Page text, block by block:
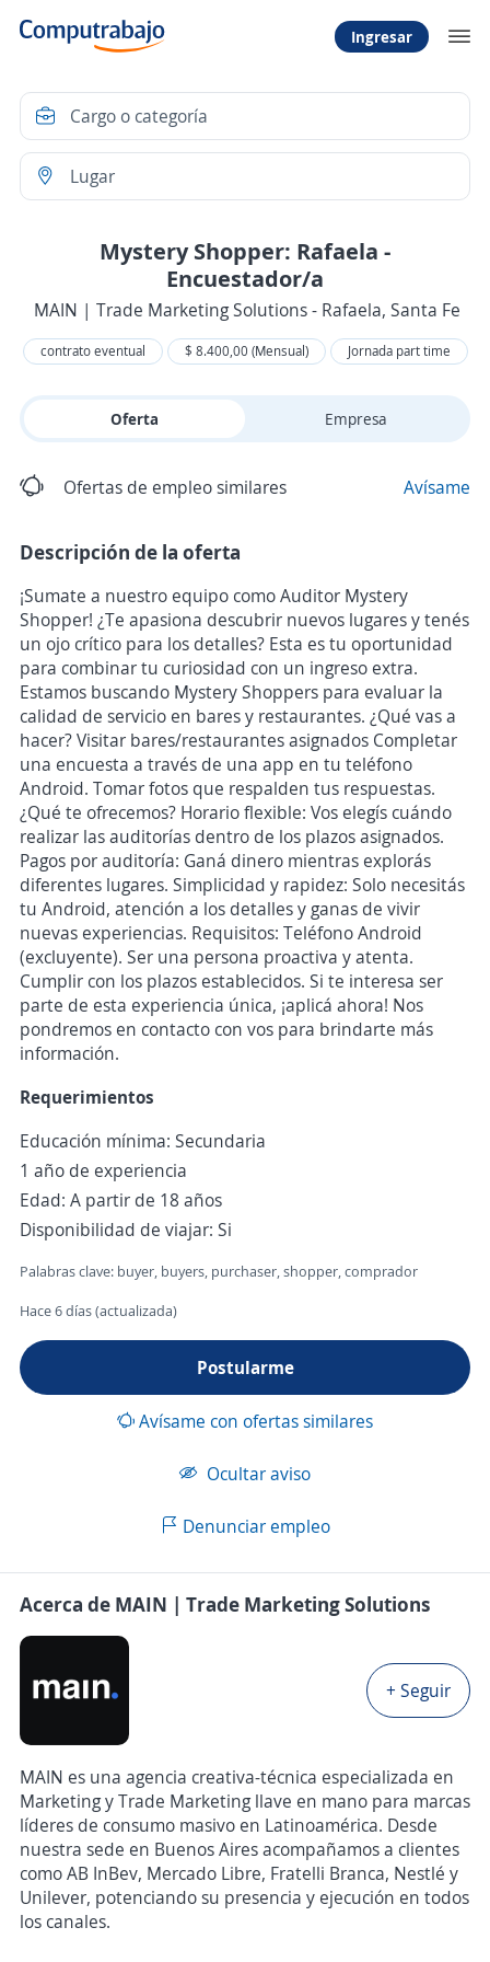
Ingresar
Mystery Shopper: Rafaela -
Encuestador/a
MAIN | Trade Marketing Solutions - Rafaela, Santa Fe
contrato eventual $ 8.400,00 (Mensual) Jornada part time
Oferta Empresa
Ofertas de empleo similares Avísame
Descripción de la oferta
¡Sumate a nuestro equipo como Auditor Mystery
Shopper! ¿Te apasiona descubrir nuevos lugares y tenés
un ojo crítico para los detalles? Esta es tu oportunidad
para combinar tu curiosidad con un ingreso extra.
Estamos buscando Mystery Shoppers para evaluar la
calidad de servicio en bares y restaurantes. ¿Qué vas a
hacer? Visitar bares/restaurantes asignados Completar
una encuesta a través de una app en tu teléfono
Android. Tomar fotos que respalden tus respuestas.
¿Qué te ofrecemos? Horario flexible: Vos elegís cuándo
realizar las auditorías dentro de los plazos asignados.
Pagos por auditoría: Ganá dinero mientras explorás
diferentes lugares. Simplicidad y rapidez: Solo necesitás
tu Android, atención a los detalles y ganas de vivir
nuevas experiencias. Requisitos: Teléfono Android
(excluyente). Ser una persona proactiva y atenta.
Cumplir con los plazos establecidos. Si te interesa ser
parte de esta experiencia única, ¡aplicá ahora! Nos
pondremos en contacto con vos para brindarte más
información.
Requerimientos
Educación mínima: Secundaria
1 año de experiencia
Edad: A partir de 18 años
Disponibilidad de viajar: Si
Palabras clave: buyer, buyers, purchaser, shopper, comprador
Hace 6 días (actualizada)
Postularme
Avísame con ofertas similares
Ocultar aviso
Denunciar empleo
Acerca de MAIN | Trade Marketing Solutions
+ Seguir
MAIN es una agencia creativa-técnica especializada en
Marketing y Trade Marketing llave en mano para marcas
líderes de consumo masivo en Latinoamérica. Desde
nuestra sede en Buenos Aires acompañamos a clientes
como AB InBev, Mercado Libre, Fratelli Branca, Nestlé y
Unilever, potenciando su presencia y ejecución en todos
los canales.